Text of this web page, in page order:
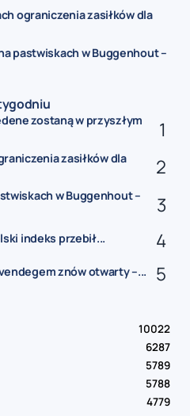
ograniczenia zasiłków dla
pastwiskach w Buggenhout –
zostaną w przyszłym
zasiłków dla
w Buggenhout –
indeks przebił...
znów otwarty –...
10022
6287
5789
5788
4779